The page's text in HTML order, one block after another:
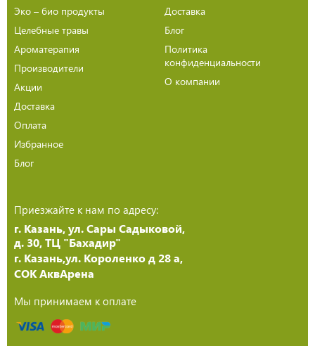
Эко – био продукты
Целебные травы
Ароматерапия
Производители
Акции
Доставка
Оплата
Избранное
Блог
Доставка
Блог
Политика
конфиденциальности
О компании
Приезжайте к нам по адресу:
г. Казань, ул. Сары Садыковой,
д. 30, ТЦ "Бахадир"
г. Казань,ул. Короленко д 28 а,
СОК АквАрена
Мы принимаем к оплате